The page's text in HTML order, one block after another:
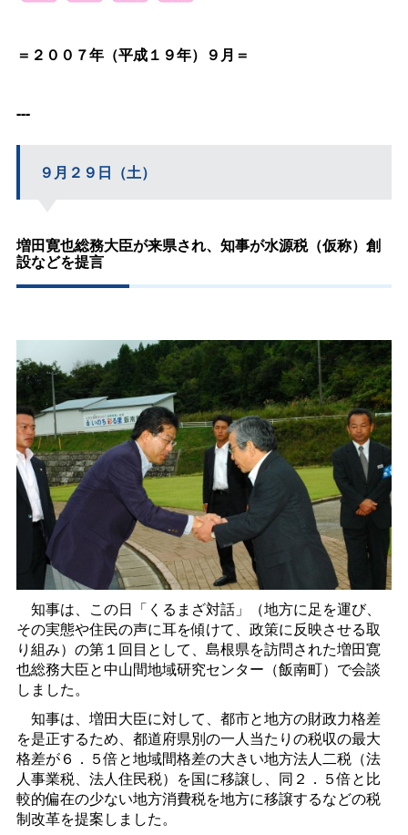
＝２００７年（平成１９年）９月＝
---
９月２９日（土）
増田寛也総務大臣が来県され、知事が水源税（仮称）創
設などを提言
知事は、この日「くるまざ対話」（地方に足を運び、
その実態や住民の声に耳を傾けて、政策に反映させる取
り組み）の第１回目として、島根県を訪問された増田寛
也総務大臣と中山間地域研究センター（飯南町）で会談
しました。
知事は、増田大臣に対して、都市と地方の財政力格差
を是正するため、都道府県別の一人当たりの税収の最大
格差が６．５倍と地域間格差の大きい地方法人二税（法
人事業税、法人住民税）を国に移譲し、同２．５倍と比
較的偏在の少ない地方消費税を地方に移譲するなどの税
制改革を提案しました。